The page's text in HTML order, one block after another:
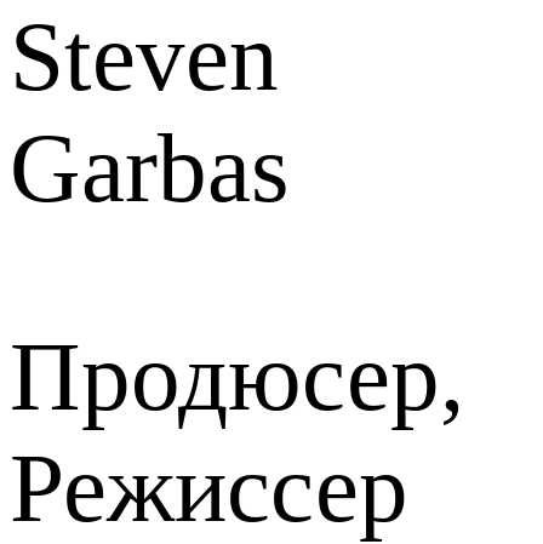
Steven
Garbas
Продюсер,
Режиссер